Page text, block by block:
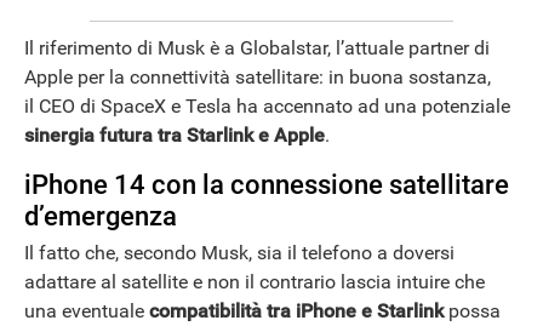
Il riferimento di Musk è a Globalstar, l’attuale partner di
Apple per la connettività satellitare: in buona sostanza,
il CEO di SpaceX e Tesla ha accennato ad una potenziale
sinergia futura tra Starlink e Apple.
iPhone 14 con la connessione satellitare
d’emergenza
Il fatto che, secondo Musk, sia il telefono a doversi
adattare al satellite e non il contrario lascia intuire che
una eventuale compatibilità tra iPhone e Starlinkpossa